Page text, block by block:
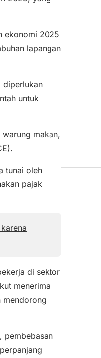
ekonomi 2025
lapangan
diperlukan
untuk
makan,
tunai oleh
pajak
di sektor
menerima
mendorong
pembebasan